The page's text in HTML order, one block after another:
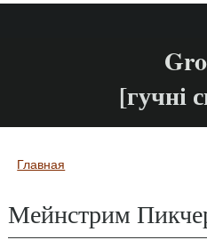
[гучні
Вы здесь
Главная
Мейнстрим